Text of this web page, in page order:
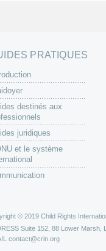
PRATIQUES
destinés aux
juridiques
et le système
© 2019 Child Rights
Suite 152, 88 Lower Marsh,
contact@crin.org